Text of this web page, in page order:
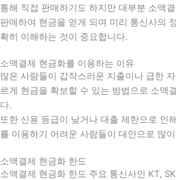
통해 직접 판매하기도 하지만 대부분 소액
판매하여 현금을 얻게 되며 미리 통신사의
확히 이해하는 것이 중요합니다.
소액결제 현금화를 이용하는 이유
많은 사람들이 갑작스러운 지출이나 급한
르게 현금을 확보할 수 있는 방법으로 소액
다.
또한 신용 등급이 낮거나 대출 제한으로 인
를 이용하기 어려운 사람들이 대안으로 많
소액결제 현금화 한도
소액결제 현금화 한도 주요 통신사인 KT,